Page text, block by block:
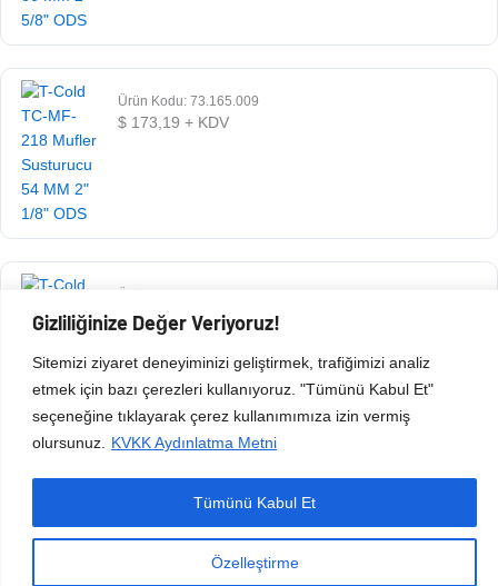
Gizliliğinize Değer Veriyoruz!
Sitemizi ziyaret deneyiminizi geliştirmek, trafiğimizi analiz
etmek için bazı çerezleri kullanıyoruz. "Tümünü Kabul Et"
seçeneğine tıklayarak çerez kullanımımıza izin vermiş
olursunuz.
KVKK Aydınlatma Metni
Özelleştirme
Tümünü Kabul Et
Ürün Kodu: 73.165.009
$ 173,19 + KDV
$ 73,13+ KDV